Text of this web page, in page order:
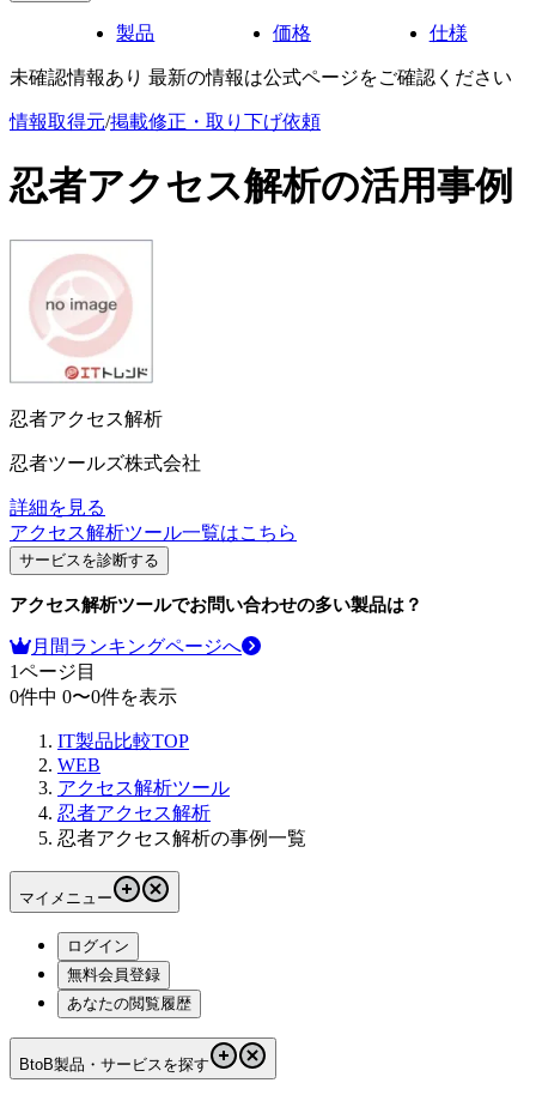
製品 価格 仕様
未確認情報あり 最新の情報は公式ページをご確認ください
情報取得元/掲載修正・取り下げ依頼
忍者アクセス解析の活用事例
忍者アクセス解析
忍者ツールズ株式会社
詳細を見る
アクセス解析ツール一覧はこちら
サービスを診断する
アクセス解析ツールでお問い合わせの多い製品は？
月間ランキングページへ
1ページ目
0件中 0〜0件を表示
IT製品比較TOP
WEB
アクセス解析ツール
忍者アクセス解析
忍者アクセス解析の事例一覧
マイメニュー
ログイン
無料会員登録
あなたの閲覧履歴
BtoB製品・サービスを探す